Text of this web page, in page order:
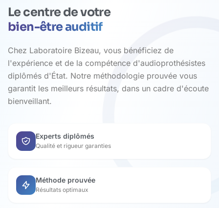
Le centre de votre
bien-être auditif
Chez Laboratoire Bizeau, vous bénéficiez de
l'expérience et de la compétence d'audioprothésistes
diplômés d'État. Notre méthodologie prouvée vous
garantit les meilleurs résultats, dans un cadre d'écoute
bienveillant.
Experts diplômés
Qualité et rigueur garanties
Méthode prouvée
Résultats optimaux